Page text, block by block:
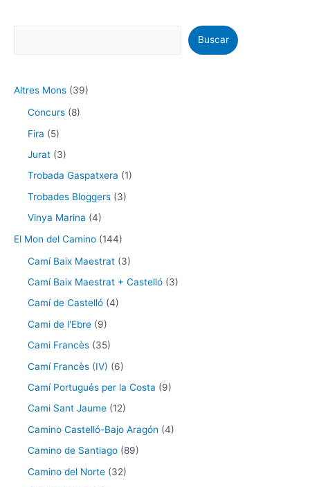
Buscar
Altres Mons (39)
Concurs (8)
Fira (5)
Jurat (3)
Trobada Gaspatxera (1)
Trobades Bloggers (3)
Vinya Marina (4)
El Mon del Camino (144)
Camí Baix Maestrat (3)
Camí Baix Maestrat + Castelló (3)
Camí de Castelló (4)
Cami de l'Ebre (9)
Cami Francès (35)
Camí Francès (IV) (6)
Camí Portugués per la Costa (9)
Cami Sant Jaume (12)
Camino Castelló-Bajo Aragón (4)
Camino de Santiago (89)
Camino del Norte (32)